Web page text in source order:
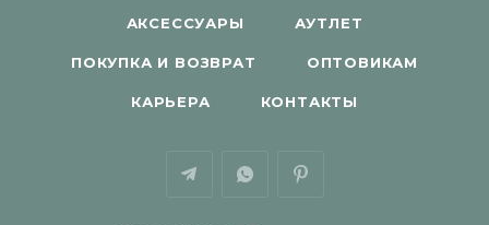
АКСЕССУАРЫ АУТЛЕТ
ПОКУПКА И ВОЗВРАТ ОПТОВИКАМ
КАРЬЕРА КОНТАКТЫ